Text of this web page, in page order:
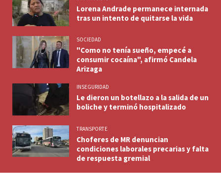
Lorena Andrade permanece internada
tras un intento de quitarse la vida
SOCIEDAD
"Como no tenía sueño, empecé a
consumir cocaína", afirmó Candela
Arizaga
INSEGURIDAD
Le dieron un botellazo a la salida de un
boliche y terminó hospitalizado
TRANSPORTE
Choferes de MR denuncian
condiciones laborales precarias y falta
de respuesta gremial